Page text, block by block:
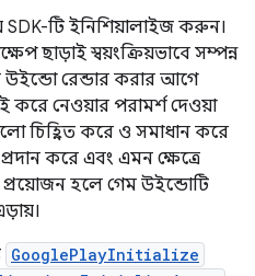
টি ইনিশিয়ালাইজ করুন।
ছাড়াই স্বয়ংক্রিয়ভাবে সম্পন্ন
রেন্ডার করার আগে
করে নেওয়ার পরামর্শ দেওয়া
চিহ্নিত করে ও সমাধান করে
করে এবং এমন ক্ষেত্রে
হলে গেম উইন্ডোটি
GooglePlayInitialize